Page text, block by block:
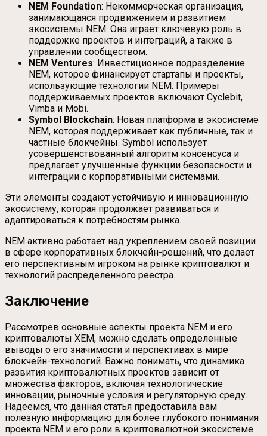
NEM Foundation: Некоммерческая организация,
занимающаяся продвижением и развитием
экосистемы NEM. Она играет ключевую роль в
поддержке проектов и интеграций, а также в
управлении сообществом.
NEM Ventures: Инвестиционное подразделение
NEM, которое финансирует стартапы и проекты,
использующие технологии NEM. Примеры
поддерживаемых проектов включают Cyclebit,
Vimba и Mobi.
Symbol Blockchain: Новая платформа в экосистеме
NEM, которая поддерживает как публичные, так и
частные блокчейны. Symbol использует
усовершенствованный алгоритм консенсуса и
предлагает улучшенные функции безопасности и
интеграции с корпоративными системами.
Эти элементы создают устойчивую и инновационную
экосистему, которая продолжает развиваться и
адаптироваться к потребностям рынка.
NEM активно работает над укреплением своей позиции
в сфере корпоративных блокчейн-решений, что делает
его перспективным игроком на рынке криптовалют и
технологий распределенного реестра.
Заключение
Рассмотрев основные аспекты проекта NEM и его
криптовалюты XEM, можно сделать определенные
выводы о его значимости и перспективах в мире
блокчейн-технологий. Важно понимать, что динамика
развития криптовалютных проектов зависит от
множества факторов, включая технологические
инновации, рыночные условия и регуляторную среду.
Надеемся, что данная статья предоставила вам
полезную информацию для более глубокого понимания
проекта NEM и его роли в криптовалютной экосистеме.